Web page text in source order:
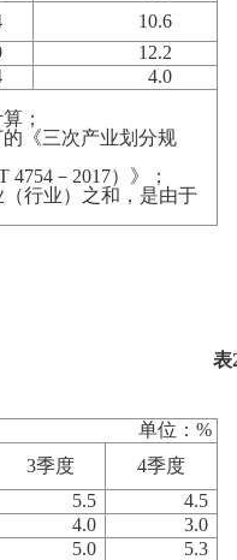
10.6
12.2
4.0
；
《三次产业划分规
4754－ 2017）》；
行业）之和，是由于
表
单位：%
3季度 4季度
5.5
4.5
4.0
3.0
5.0
5.3